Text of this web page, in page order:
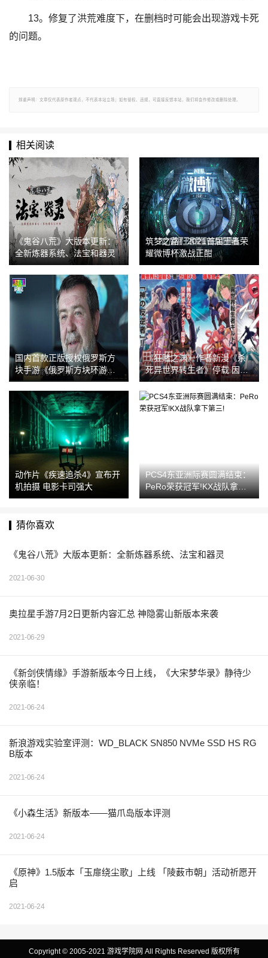
13。修复了洪荒难度下，在删档时可能会出现游戏卡死
的问题。
郑重声明：文章仅代表原作者观点，不代表本站立场；如有侵权、违规，可直接反馈本站，我们将会作修改或删除处理。
相关阅读
《鬼谷八荒》大版本更新：
全新炼器系统、法宝和器灵
筑梦之路！2021首届王者荣
耀微博杯激战正酣
国内首款正版授权俄罗斯方
块手游《俄罗斯方块环游
记》定档7月！
《狂赌之渊》作者新漫《杀
死异世界转生者》停载 因被
质疑抄袭
动作片《疾速追杀4》宣布开
机拍摄 电影卡司强大
PCS4东亚洲际赛圆满结束：
PeRo荣获冠军!KX战队拿下
第三!
猜你喜欢
《鬼谷八荒》大版本更新：全新炼器系统、法宝和器灵
2021-06-30
奥拉星手游7月2日更新内容汇总 神隐雾山新版本来袭
2021-06-29
《新剑侠情缘》手游新版本今日上线，《大宋梦华录》静待少
侠亲临！
2021-06-24
新浪游戏实验室评测：WD_BLACK SN850 NVMe SSD HS RG
B版本
2021-06-24
《小森生活》新版本——猫爪岛版本评测
2021-06-24
《原神》1.5版本「玉扉绕尘歌」上线 「陵薮市朝」活动祈愿开
启
2021-06-24
Copyright © 2005-2021 游戏学院网 All Rights Reserved 版权所有